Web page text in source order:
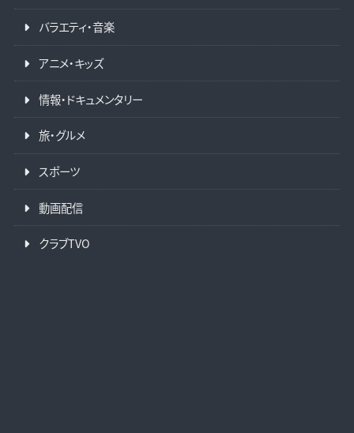
バラエティ・音楽
アニメ・キッズ
情報・ドキュメンタリー
旅・グルメ
スポーツ
動画配信
クラブTVO